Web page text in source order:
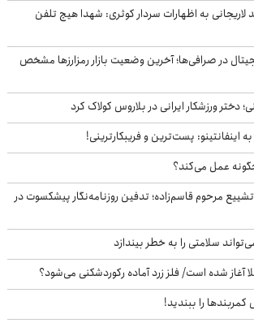
به اظهارات سردار کوثری: شهدا هیچ تلفن
۶ ارز دیجیتال در صرافی‌ها؛ آخرین وضعیت بازار رمزارزها مشخص
دختر ورزشکار ایرانی در بلاروس کولاک کرد
اینفانتینو: پست‌ترین و فریبکارترینی!
عمل می‌کند؟
مرحوم قاسم‌زاده؛ تدفین روزنامه‌نگار پیشکسوت در
سلامتی را به خطر بیندازد
آغاز شده است/ فلز زرد آماده رکوردشکنی می‌شود؟
کمربندها را ببندید!